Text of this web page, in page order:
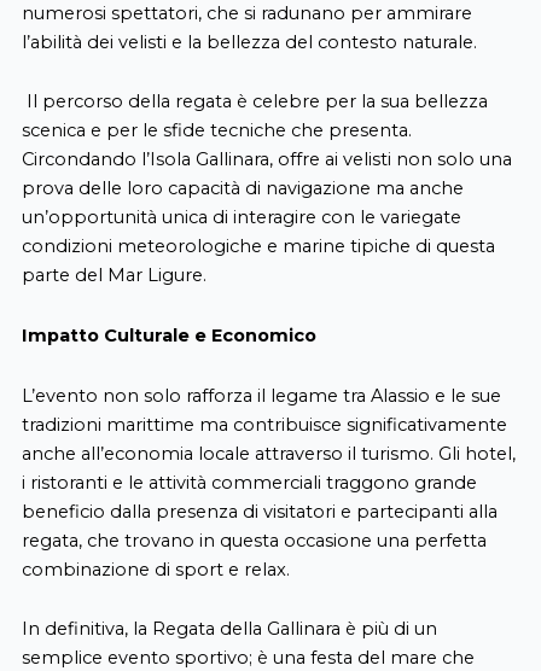
numerosi spettatori, che si radunano per ammirare
l’abilità dei velisti e la bellezza del contesto naturale.
Il percorso della regata è celebre per la sua bellezza
scenica e per le sfide tecniche che presenta.
Circondando l’Isola Gallinara, offre ai velisti non solo una
prova delle loro capacità di navigazione ma anche
un’opportunità unica di interagire con le variegate
condizioni meteorologiche e marine tipiche di questa
parte del Mar Ligure.
Impatto Culturale e Economico
L’evento non solo rafforza il legame tra Alassio e le sue
tradizioni marittime ma contribuisce significativamente
anche all’economia locale attraverso il turismo. Gli hotel,
i ristoranti e le attività commerciali traggono grande
beneficio dalla presenza di visitatori e partecipanti alla
regata, che trovano in questa occasione una perfetta
combinazione di sport e relax.
In definitiva, la Regata della Gallinara è più di un
semplice evento sportivo; è una festa del mare che